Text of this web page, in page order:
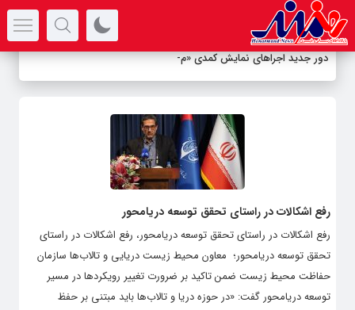
دور جدید اجراهای نمایش کمدی «مادر_
رفع اشکالات در راستای تحقق توسعه دریامحور
رفع اشکالات در راستای تحقق توسعه دریامحور، رفع اشکالات در راستای
تحقق توسعه دریامحور؛ معاون محیط زیست دریایی و تالاب‌ها سازمان
حفاظت محیط زیست ضمن تاکید بر ضرورت تغییر رویکردها در مسیر
توسعه دریامحور گفت: «در حوزه دریا و تالاب‌ها باید مبتنی بر حفظ